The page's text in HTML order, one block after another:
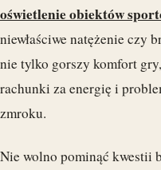
oświetlenie obiektów
niewłaściwe natężenie czy
nie tylko gorszy komfort
rachunki za energię i
zmroku.
Nie wolno pominąć kwestii